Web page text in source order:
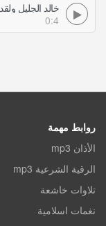
0:4
روابط مهمة
الأذان mp3
الرقية الشرعية mp3
تلاوات خاشعة
نغمات اسلامية